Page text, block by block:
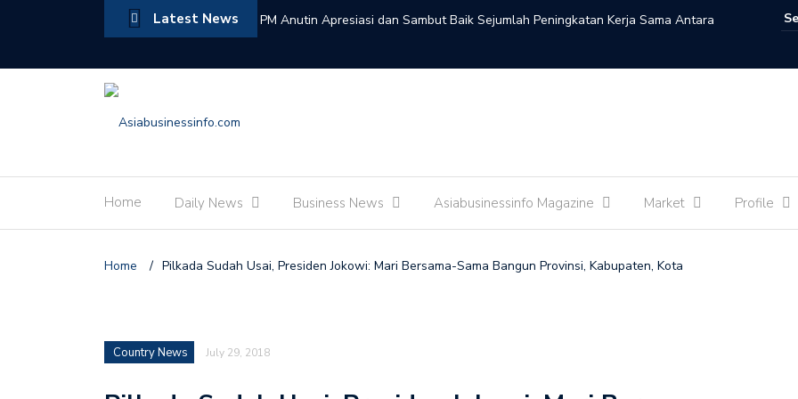
Latest News
PM Anutin Apresiasi dan Sambut Baik Sejumlah Peningkatan Kerja Sama Antara
Indonesia dan Thailand Perkuat Kemitraan Strategis, Presiden Prabowo dan PM
Anutin Saksikan Penunjukan Dokumen Kerja Sama
Kukuhkan Anggota KIP 2026-2030, Menteri Komdigi Meutya Hafid: Deepfake dan
Home Daily News Business News Asiabusinessinfo Magazine Market Profile
Home / Pilkada Sudah Usai, Presiden Jokowi: Mari Bersama-Sama Bangun Provinsi, Kabupaten, Kota
Country News July 29, 2018